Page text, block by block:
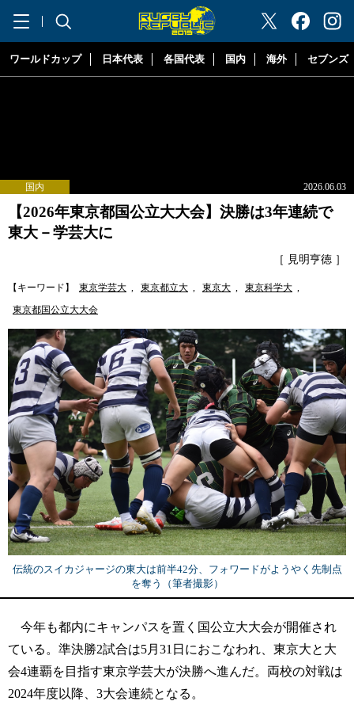
"ラグビーリパブリック"
ワールドカップ 日本代表 各国代表 国内 海外 セブンズ
国内 2026.06.03
【2026年東京都国公立大大会】決勝は3年連続で
東大－学芸大に
［ 見明亨徳 ］
【キーワード】 東京学芸大 , 東京都立大 , 東京大 , 東京科学大 ,
東京都国公立大大会
伝統のスイカジャージの東大は前半42分、フォワードがようやく先制点
を奪う（筆者撮影）
今年も都内にキャンパスを置く国公立大大会が開催され
ている。準決勝2試合は5月31日におこなわれ、東京大と大
会4連覇を目指す東京学芸大が決勝へ進んだ。両校の対戦は
2024年度以降、3大会連続となる。